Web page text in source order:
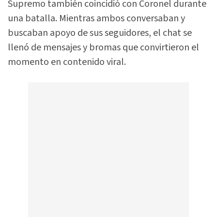
Supremo también coincidió con Coronel durante
una batalla. Mientras ambos conversaban y
buscaban apoyo de sus seguidores, el chat se
llenó de mensajes y bromas que convirtieron el
momento en contenido viral.